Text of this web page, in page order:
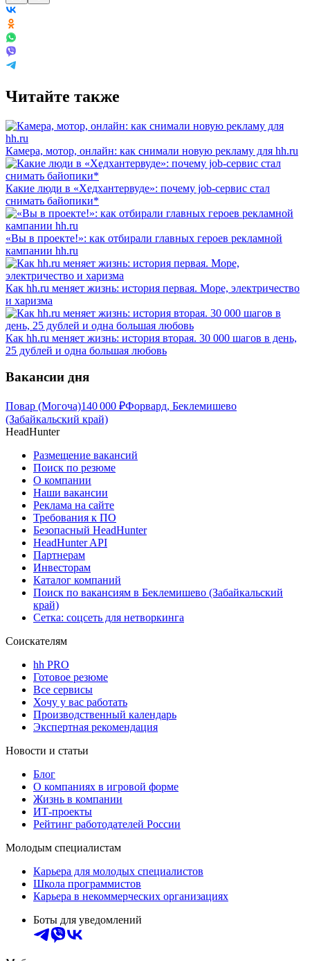
Читайте также
Камера, мотор, онлайн: как снимали новую рекламу для hh.ru
Какие люди в «Хедхантервуде»: почему job-сервис стал
снимать байопики*
«Вы в проекте!»: как отбирали главных героев рекламной
кампании hh.ru
Как hh.ru меняет жизнь: история первая. Море, электричество
и харизма
Как hh.ru меняет жизнь: история вторая. 30 000 шагов в день,
25 дублей и одна большая любовь
Вакансии дня
Повар (Могоча)140 000 ₽Форвард, Беклемишево
(Забайкальский край)
HeadHunter
Размещение вакансий
Поиск по резюме
О компании
Наши вакансии
Реклама на сайте
Требования к ПО
Безопасный HeadHunter
HeadHunter API
Партнерам
Инвесторам
Каталог компаний
Поиск по вакансиям в Беклемишево (Забайкальский
край)
Сетка: соцсеть для нетворкинга
Соискателям
hh PRO
Готовое резюме
Все сервисы
Хочу у вас работать
Производственный календарь
Экспертная рекомендация
Новости и статьи
Блог
О компаниях в игровой форме
Жизнь в компании
ИТ-проекты
Рейтинг работодателей России
Молодым специалистам
Карьера для молодых специалистов
Школа программистов
Карьера в некоммерческих организациях
Боты для уведомлений